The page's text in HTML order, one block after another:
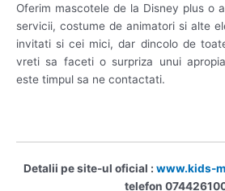
Oferim mascotele de la Disney plus o
servicii, costume de animatori si alte
invitati si cei mici, dar dincolo de
vreti sa faceti o surpriza unui
este timpul sa ne contactati.
Detalii pe site-ul oficial : www.kids-
telefon